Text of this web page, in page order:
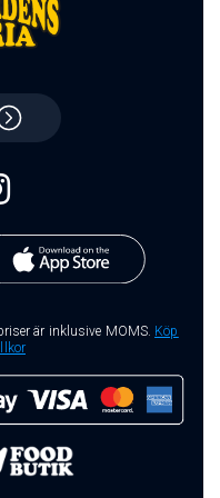
är inklusive MOMS. Köp